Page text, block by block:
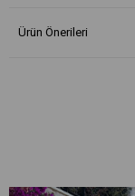
Ürün Önerileri